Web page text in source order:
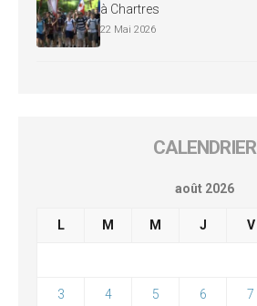
à Chartres
22 Mai 2026
CALENDRIER
août 2026
L M M J V
3 4 5 6 7